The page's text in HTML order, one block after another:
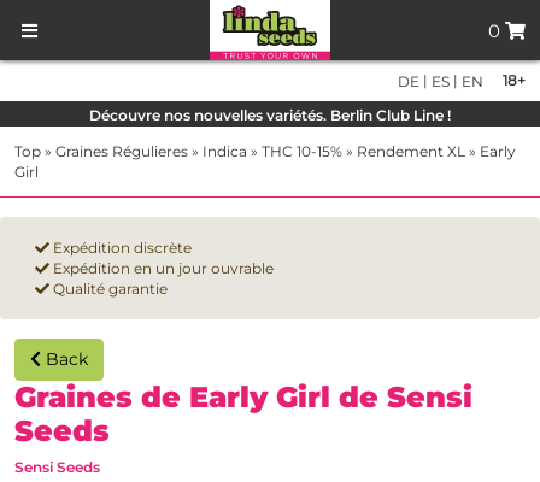
0
18+
DE | ES | EN
Découvre nos nouvelles variétés. Berlin Club Line !
Top » Graines Régulieres » Indica » THC 10-15% » Rendement XL » Early
Girl
Expédition discrète
Expédition en un jour ouvrable
Qualité garantie
Back
Graines de Early Girl de Sensi
Seeds
Sensi Seeds